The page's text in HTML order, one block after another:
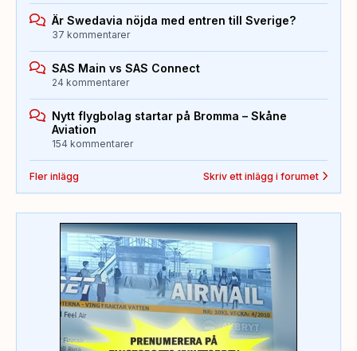
Är Swedavia nöjda med entren till Sverige?
37 kommentarer
SAS Main vs SAS Connect
24 kommentarer
Nytt flygbolag startar på Bromma – Skåne
Aviation
154 kommentarer
Fler inlägg Skriv ett inlägg i forumet